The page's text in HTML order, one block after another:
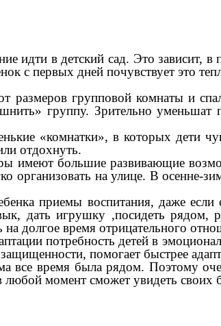
идти в детский сад. Это зависит,
с первых дней почувствует это
размеров групповой комнаты и
группу. Зрительно
«комнатки», в которых дети
отдохнуть.
имеют большие развивающие
на улице. В осенне-
приемы воспитания, даже если
дать игрушку ,посидеть рядом,
долгое время отрицательного
потребность детей в
помогает быстрее
все время была рядом. Поэтому
момент сможет увидеть своих